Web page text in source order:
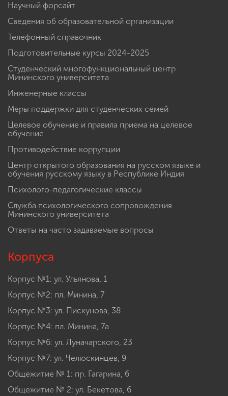
Научный форсайт
Сведения об образовательной организации
Телефонный справочник
Подготовительные курсы 2024-2025
Студенческий многофункциональный центр
Мининского университета
Инженерные классы
Меры поддержки для студенческих семей
Целевое обучение и правила приема на целевое
обучение
Противодействие коррупции
Центр открытого образования на русском языке и
обучения русскому языку в Республике Индия
Психолого-педагогические классы
Служба психологического сопровождения
Мининского университета
Ответы на часто задаваемые вопросы
Корпуса
Корпус №1: ул. Ульянова, 1
Корпус №2: пл. Минина, 7
Корпус №3: ул. Пискунова, 38
Корпус №4: пл. Минина, 7а
Корпус №6: ул. Луначарского, 23
Корпус №7: ул. Челюскинцев, 9
Общежитие № 1: пр. Гагарина, 6
Общежитие № 2: ул. Бекетова, 6